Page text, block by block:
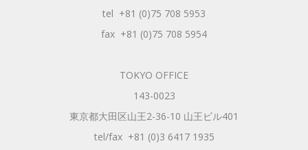
tel +81 (0)75 708 5953
fax +81 (0)75 708 5954
TOKYO OFFICE
143-0023
東京都大田区山王2-36-10 山王ビル401
tel/fax +81 (0)3 6417 1935